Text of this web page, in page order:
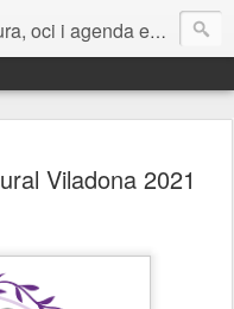
acció pel públic adult a Lleida
Viladona 2021